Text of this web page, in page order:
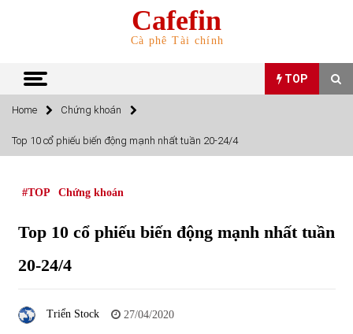
Cafefin
Cà phê Tài chính
TOP
TOP
Top 10 mặt hàng Việt Nam nhập khẩu nhiều nhất tháng
Top 10 mặt hàng Việt Nam xuất khẩu nhiều nhất tháng
Home Chứng khoán
Top 10 cổ phiếu biến động mạnh nhất tuần 20-24/4
#TOP Chứng khoán
Top 10 cổ phiếu biến động mạnh nhất tuần
20-24/4
Triển Stock 27/04/2020